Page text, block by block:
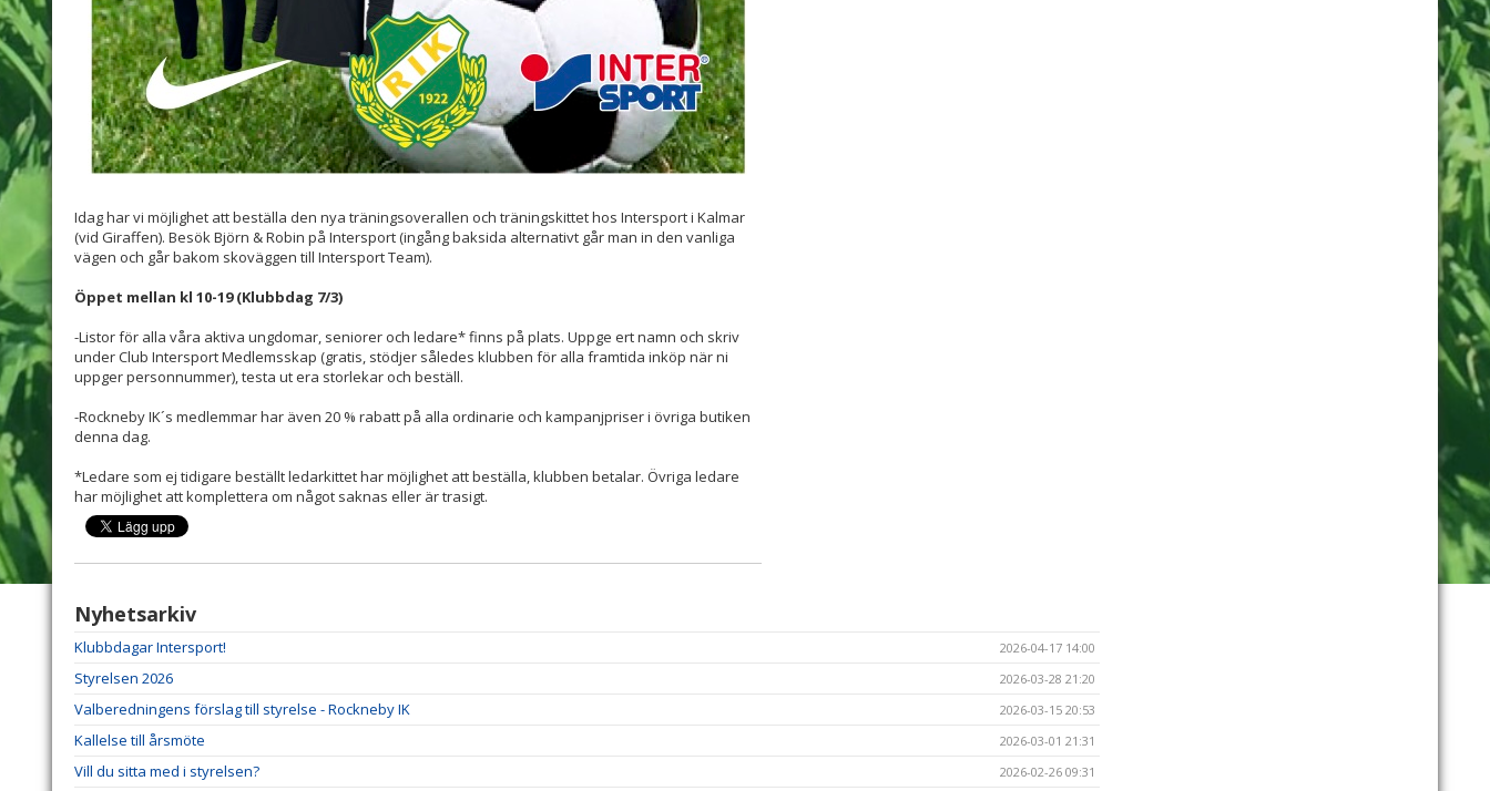
Idag har vi möjlighet att beställa den nya träningsoverallen och träningskittet hos Intersport i Kalmar
(vid Giraffen). Besök Björn & Robin på Intersport (ingång baksida alternativt går man in den vanliga
vägen och går bakom skoväggen till Intersport Team).
Öppet mellan kl 10-19 (Klubbdag 7/3)
-Listor för alla våra aktiva ungdomar, seniorer och ledare* finns på plats. Uppge ert namn och skriv
under Club Intersport Medlemsskap (gratis, stödjer således klubben för alla framtida inköp när ni
uppger personnummer), testa ut era storlekar och beställ.
-Rockneby IK´s medlemmar har även 20 % rabatt på alla ordinarie och kampanjpriser i övriga butiken
denna dag.
*Ledare som ej tidigare beställt ledarkittet har möjlighet att beställa, klubben betalar. Övriga ledare
har möjlighet att komplettera om något saknas eller är trasigt.
Nyhetsarkiv
Klubbdagar Intersport! 2026-04-17 14:00
Styrelsen 2026 2026-03-28 21:20
Valberedningens förslag till styrelse - Rockneby IK 2026-03-15 20:53
Kallelse till årsmöte 2026-03-01 21:31
Vill du sitta med i styrelsen? 2026-02-26 09:31